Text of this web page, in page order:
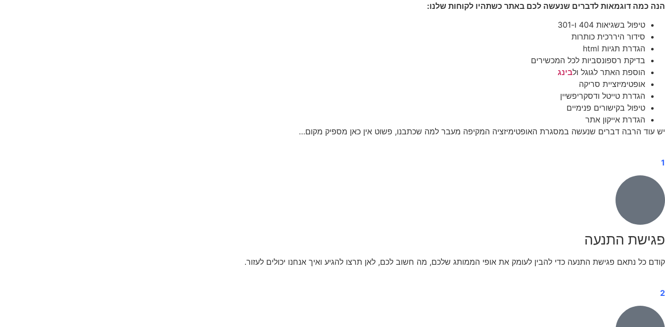
הנה כמה דוגמאות לדברים שנעשה לכם באתר כשתהיו לקוחות שלנו:
טיפול בשגיאות 404 ו-301
סידור היררכית כותרות
הגדרת תגיות html
בדיקת רספונסביות לכל המכשירים
הוספת האתר לגוגל ולבינג
אופטימיזציית סריקה
הגדרת טייטל ודסקריפשיין
טיפול בקישורים פנימיים
הגדרת אייקון אתר
יש עוד הרבה דברים שנעשה במסגרת האופטימיזציה המקיפה מעבר למה שכתבנו, פשוט אין כאן מספיק מקום…
1
פגישת התנעה
קודם כל נתאם פגישת התנעה כדי להבין לעומק את אופי הממותג שלכם, מה חשוב לכם, לאן תרצו להגיע ואיך אנחנו יכולים לעזור.
2